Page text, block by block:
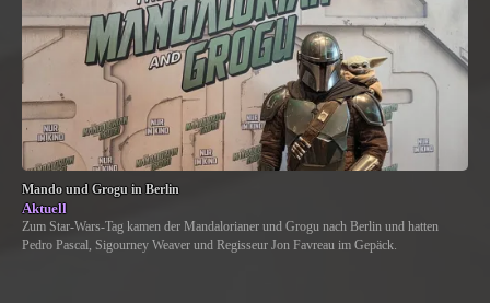
Mando und Grogu in Berlin
Aktuell
Zum Star-Wars-Tag kamen der Mandalorianer und Grogu nach Berlin und hatten
Pedro Pascal, Sigourney Weaver und Regisseur Jon Favreau im Gepäck.